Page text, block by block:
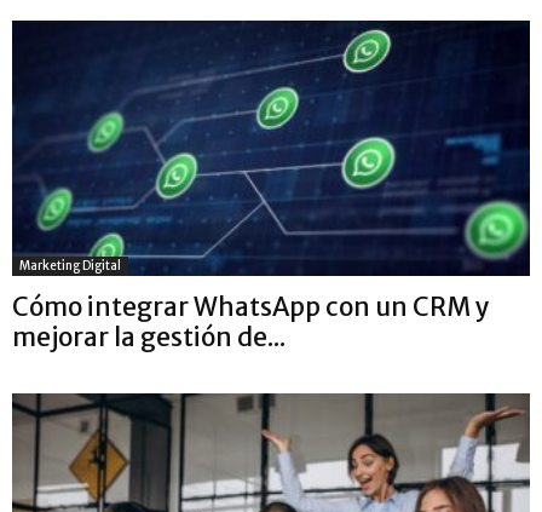
Marketing Digital
Cómo integrar WhatsApp con un CRM y
mejorar la gestión de...